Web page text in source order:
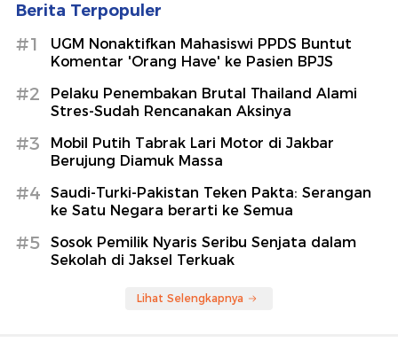
Berita Terpopuler
#1
UGM Nonaktifkan Mahasiswi PPDS Buntut
Komentar 'Orang Have' ke Pasien BPJS
#2
Pelaku Penembakan Brutal Thailand Alami
Stres-Sudah Rencanakan Aksinya
#3
Mobil Putih Tabrak Lari Motor di Jakbar
Berujung Diamuk Massa
#4
Saudi-Turki-Pakistan Teken Pakta: Serangan
ke Satu Negara berarti ke Semua
#5
Sosok Pemilik Nyaris Seribu Senjata dalam
Sekolah di Jaksel Terkuak
Lihat Selengkapnya